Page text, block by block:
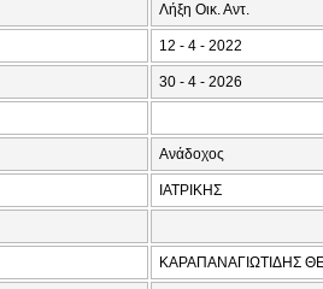
Λήξη Οικ. Αντ.
12 - 4 - 2022
30 - 4 - 2026
Ανάδοχος
ΙΑΤΡΙΚΗΣ
ΚΑΡΑΠΑΝΑΓΙΩΤΙΔΗΣ